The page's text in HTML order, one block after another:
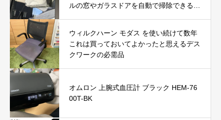
ルの窓やガラスドアを自動で掃除できる窓
ウィルクハーン モダス を使い続けて数年
これは買っておいてよかったと思えるデス
クワークの必需品
オムロン 上腕式血圧計 ブラック HEM-76
00T-BK